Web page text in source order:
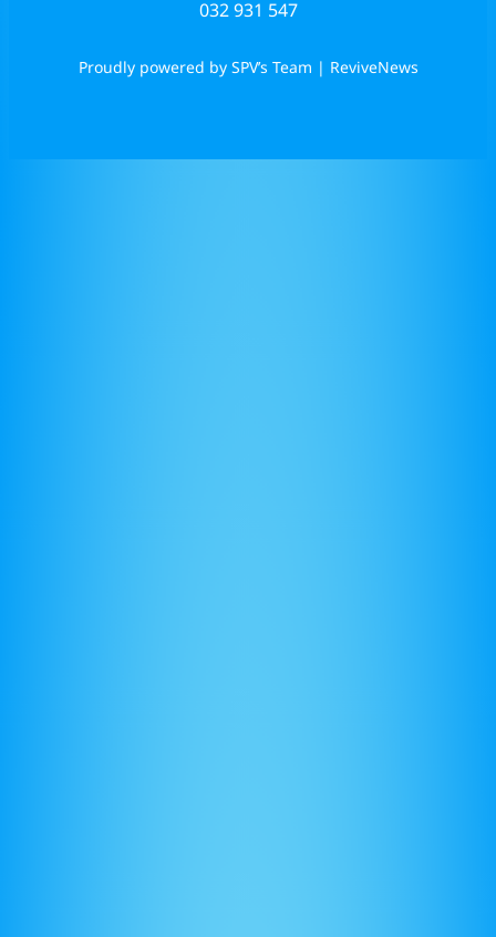
032 931 547
Proudly powered by SPV’s Team | ReviveNews